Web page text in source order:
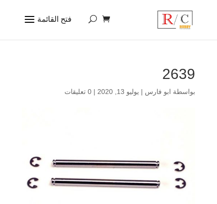
2639
بواسطة ابو فارس | يوليو 13, 2020 | 0 تعليقات